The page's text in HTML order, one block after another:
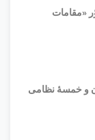
«مقامات
و خمسۀ نظامی